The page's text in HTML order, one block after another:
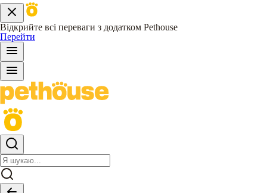
Відкрийте всі переваги з додатком Pethouse
Перейти